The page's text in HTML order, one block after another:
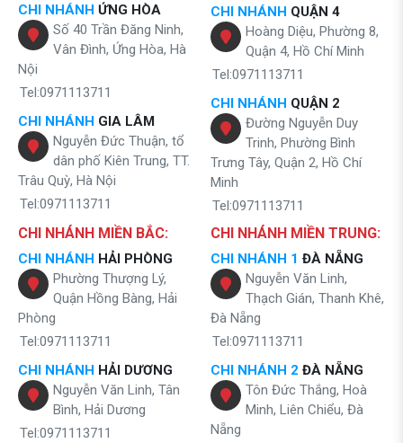
CHI NHÁNH ỨNG HÒA
Số 40 Trần Đăng Ninh,
Vân Đình, Ứng Hòa, Hà
Nội
Tel:0971113711
CHI NHÁNH GIA LÂM
Nguyễn Đức Thuận, tổ
dân phố Kiên Trung, TT.
Trâu Quỳ, Hà Nội
Tel:0971113711
CHI NHÁNH QUẬN 4
Hoàng Diệu, Phường 8,
Quận 4, Hồ Chí Minh
Tel:0971113711
CHI NHÁNH QUẬN 2
Đường Nguyễn Duy
Trinh, Phường Bình
Trưng Tây, Quận 2, Hồ Chí
Minh
Tel:0971113711
CHI NHÁNH MIỀN BẮC:
CHI NHÁNH HẢI PHÒNG
Phường Thượng Lý,
Quận Hồng Bàng, Hải
Phòng
Tel:0971113711
CHI NHÁNH HẢI DƯƠNG
Nguyễn Văn Linh, Tân
Bình, Hải Dương
Tel:0971113711
CHI NHÁNH MIỀN TRUNG:
CHI NHÁNH 1 ĐÀ NẴNG
Nguyễn Văn Linh,
Thạch Gián, Thanh Khê,
Đà Nẵng
Tel:0971113711
CHI NHÁNH 2 ĐÀ NẴNG
Tôn Đức Thắng, Hoà
Minh, Liên Chiểu, Đà
Nẵng